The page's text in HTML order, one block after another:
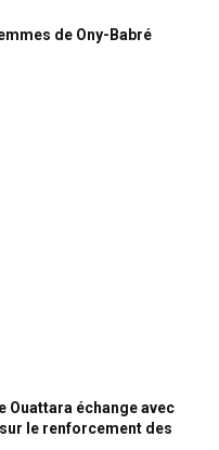
de Ony-Babré
Ouattara échange avec
le renforcement des